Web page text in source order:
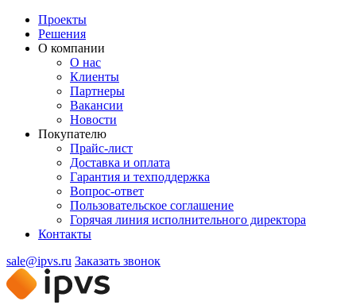
Проекты
Решения
О компании
О нас
Клиенты
Партнеры
Вакансии
Новости
Покупателю
Прайс-лист
Доставка и оплата
Гарантия и техподдержка
Вопрос-ответ
Пользовательское соглашение
Горячая линия исполнительного директора
Контакты
sale@ipvs.ru Заказать звонок